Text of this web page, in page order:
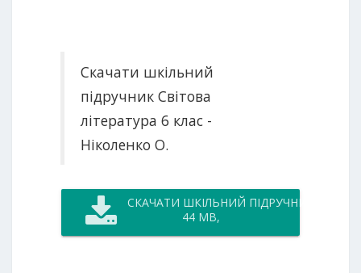
Скачати шкільний
підручник Світова
література 6 клас -
Ніколенко О.
СКАЧАТИ ШКІЛЬНИЙ ПІДРУЧНИК
44 MB,